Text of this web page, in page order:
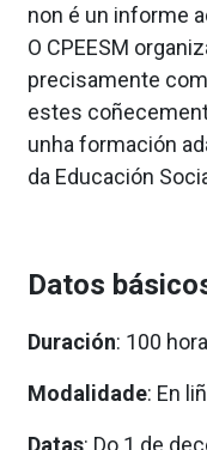
non é un informe
O CPEESM
precisamente
estes
unha formación
da Educación
Datos
Duración: 100
Modalidade: En
Datas: Do 1 de